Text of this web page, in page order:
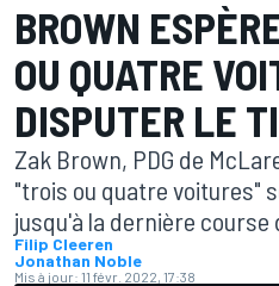
BROWN
OU QUATRE
DISPUTER LE
Zak Brown, PDG de
"trois ou quatre voitures"
jusqu'à la dernière course
Filip Cleeren
Jonathan Noble
Mis à jour: 11 févr. 2022, 17:38